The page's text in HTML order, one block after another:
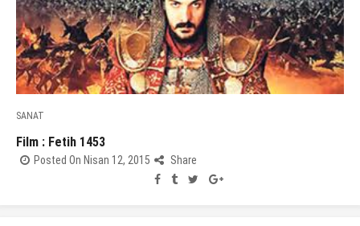
SANAT
Film : Fetih 1453
Posted On Nisan 12, 2015 Share